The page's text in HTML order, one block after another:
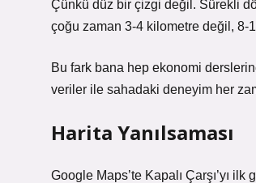
Çünkü düz bir çizgi değil. Sürekli
çoğu zaman 3-4 kilometre değil, 8-
Bu fark bana hep ekonomi
veriler ile sahadaki deneyim her
Harita Yanılsaması
Google Maps’te Kapalı Çarşı’yı